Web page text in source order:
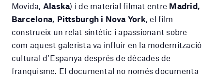
Movida, Alaska) i de material filmat entre Madrid,
Barcelona, Pittsburgh i Nova York , el film
construeix un relat sintètic i apassionant sobre
com aquest galerista va influir en la modernització
cultural d’Espanya després de dècades de
franquisme. El documental no només documenta